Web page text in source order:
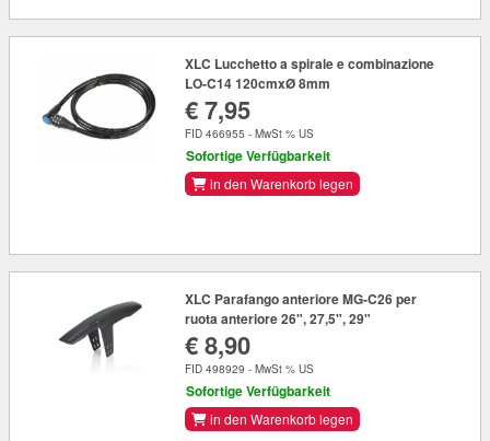
XLC Lucchetto a spirale e combinazione
LO-C14 120cmxØ 8mm
€ 7,95
FID 466955 - MwSt % US
Sofortige Verfügbarkeit
in den Warenkorb legen
XLC Parafango anteriore MG-C26 per
ruota anteriore 26", 27,5", 29"
€ 8,90
FID 498929 - MwSt % US
Sofortige Verfügbarkeit
in den Warenkorb legen